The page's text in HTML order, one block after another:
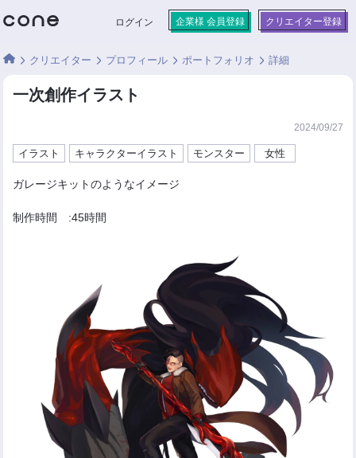
ログイン 企業様 会員登録 クリエイター登録
クリエイター プロフィール ポートフォリオ 詳細
一次創作イラスト
2024/09/27
イラスト キャラクターイラスト モンスター 女性
ガレージキットのようなイメージ
制作時間 :45時間